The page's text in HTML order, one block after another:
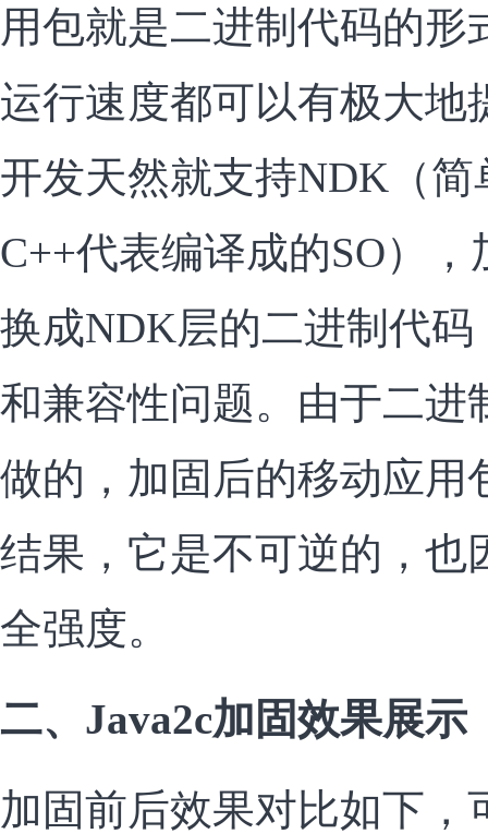
用包就是二进制代码的形
运行速度都可以有极大地
开发天然就支持NDK（
C++代表编译成的SO），
换成NDK层的二进制代
和兼容性问题。由于二进
做的，加固后的移动应用
结果，它是不可逆的，也
全强度。
二、Java2c加固效果展示
加固前后效果对比如下，